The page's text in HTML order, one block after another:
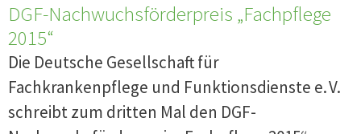
DGF-Nachwuchsförderpreis „Fachpflege
2015“
Die Deutsche Gesellschaft für
Fachkrankenpflege und Funktionsdienste e. V.
schreibt zum dritten Mal den DGF-